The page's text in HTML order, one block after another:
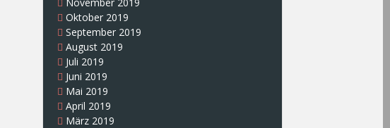
Oktober 2019
September 2019
August 2019
Juli 2019
Juni 2019
Mai 2019
April 2019
März 2019